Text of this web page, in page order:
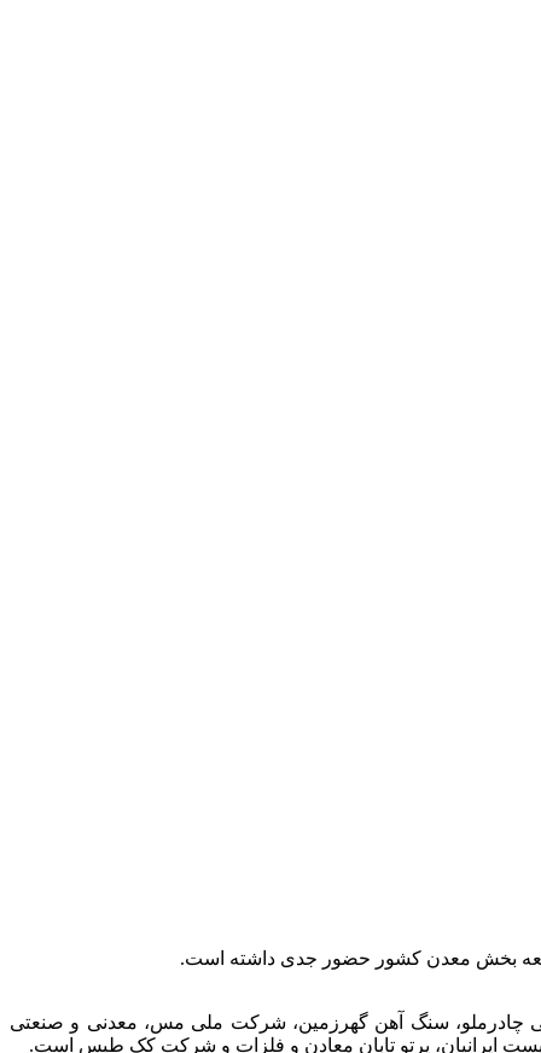
بخش معدن کشور حضور جدی داشته است.
چادرملو، سنگ آهن گهرزمین، شرکت ملی مس، معدنی و صنعتی
ایرانیان، پرتو تابان معادن و فلزات و شرکت کک طبس است.